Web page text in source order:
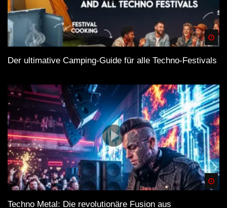
Der ultimative Camping-Guide für alle Techno-Festivals
Techno Metal: Die revolutionäre Fusion aus